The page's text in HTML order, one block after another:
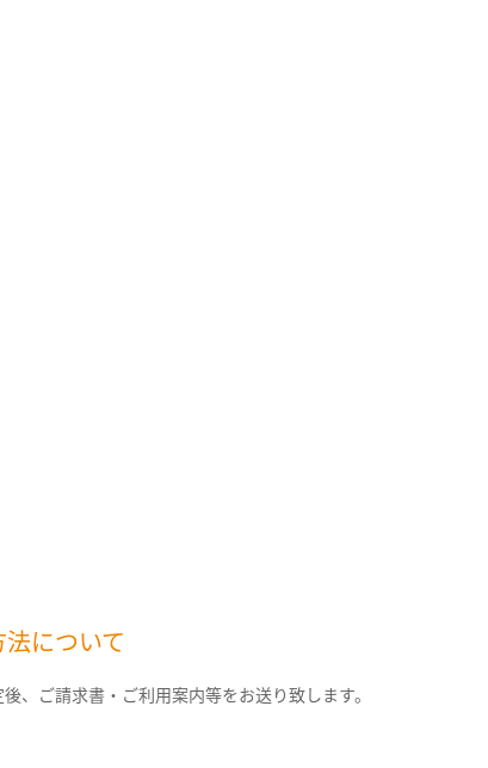
について
、ご請求書・ご利用案内等をお送り致します。